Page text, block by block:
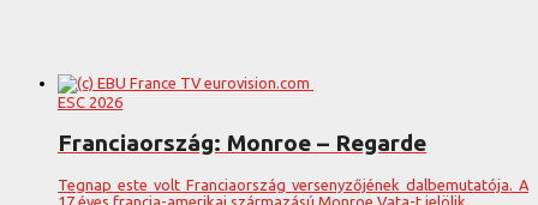
ESC 2026
Franciaország: Monroe – Regarde
Tegnap este volt Franciaország versenyzőjének dalbemutatója. A
17 éves francia-amerikai származású Monroe Vata-t jelölik...